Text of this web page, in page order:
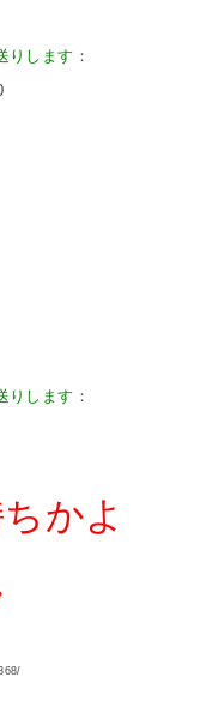
りします ：
りします ：
かよ